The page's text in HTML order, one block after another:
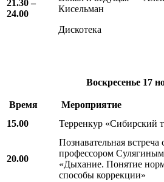
21.30 –
24.00
Кисельман
Дискотека
Воскресенье 17
Время Мероприятие
15.00
Терренкур «Сибирский
20.00
Познавательная встреча
профессором
«Дыхание. Понятие
способы коррекции»